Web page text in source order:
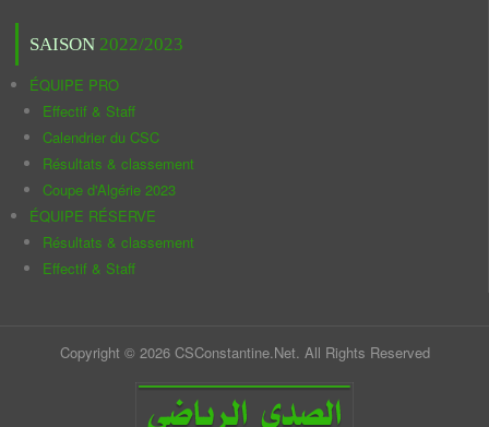
SAISON 2022/2023
ÉQUIPE PRO
Effectif & Staff
Calendrier du CSC
Résultats & classement
Coupe d'Algérie 2023
ÉQUIPE RÉSERVE
Résultats & classement
Effectif & Staff
Copyright © 2026 CSConstantine.Net. All Rights Reserved